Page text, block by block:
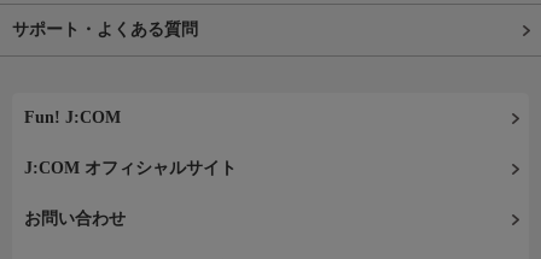
サポート・よくある質問
Fun! J:COM
J:COM オフィシャルサイト
お問い合わせ